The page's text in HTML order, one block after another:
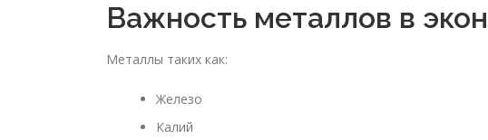
Важность металлов в
Металлы таких как:
Железо
Калий